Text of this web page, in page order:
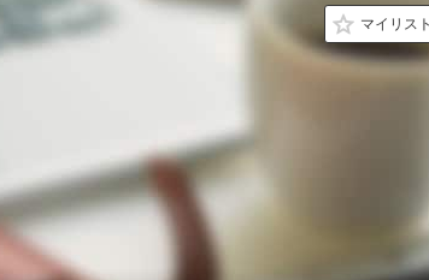
マイリス